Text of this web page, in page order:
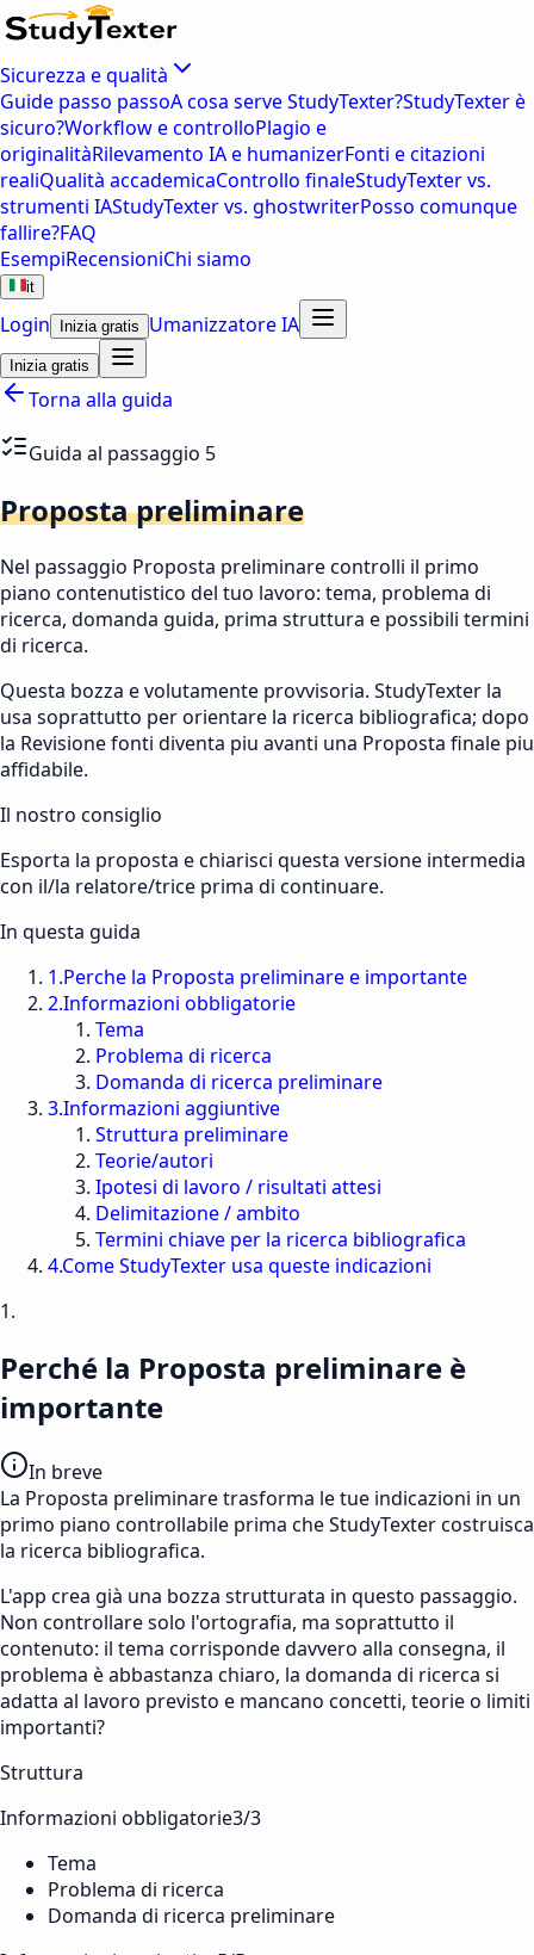
Sicurezza e qualità
Guide passo passoA cosa serve StudyTexter?StudyTexter è
sicuro?Workflow e controlloPlagio e
originalitàRilevamento IA e humanizerFonti e citazioni
realiQualità accademicaControllo finaleStudyTexter vs.
strumenti IAStudyTexter vs. ghostwriterPosso comunque
fallire?FAQ
EsempiRecensioniChi siamo
it
Login Inizia gratis Umanizzatore IA
Inizia gratis
Torna alla guida
Guida al passaggio 5
Proposta preliminare
Nel passaggio Proposta preliminare controlli il primo
piano contenutistico del tuo lavoro: tema, problema di
ricerca, domanda guida, prima struttura e possibili termini
di ricerca.
Questa bozza e volutamente provvisoria. StudyTexter la
usa soprattutto per orientare la ricerca bibliografica; dopo
la Revisione fonti diventa piu avanti una Proposta finale piu
affidabile.
Il nostro consiglio
Esporta la proposta e chiarisci questa versione intermedia
con il/la relatore/trice prima di continuare.
In questa guida
1.Perche la Proposta preliminare e importante
2.Informazioni obbligatorie
Tema
Problema di ricerca
Domanda di ricerca preliminare
3.Informazioni aggiuntive
Struttura preliminare
Teorie/autori
Ipotesi di lavoro / risultati attesi
Delimitazione / ambito
Termini chiave per la ricerca bibliografica
4.Come StudyTexter usa queste indicazioni
1.
Perché la Proposta preliminare è
importante
In breve
La Proposta preliminare trasforma le tue indicazioni in un
primo piano controllabile prima che StudyTexter costruisca
la ricerca bibliografica.
L'app crea già una bozza strutturata in questo passaggio.
Non controllare solo l'ortografia, ma soprattutto il
contenuto: il tema corrisponde davvero alla consegna, il
problema è abbastanza chiaro, la domanda di ricerca si
adatta al lavoro previsto e mancano concetti, teorie o limiti
importanti?
Struttura
Informazioni obbligatorie3/3
Tema
Problema di ricerca
Domanda di ricerca preliminare